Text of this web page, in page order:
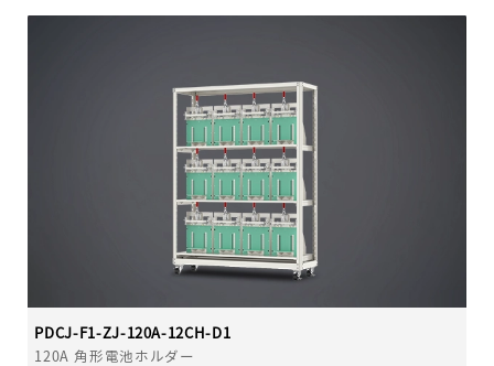
PDCJ-F1-ZJ-120A-12CH-D1
120A 角形電池ホルダー